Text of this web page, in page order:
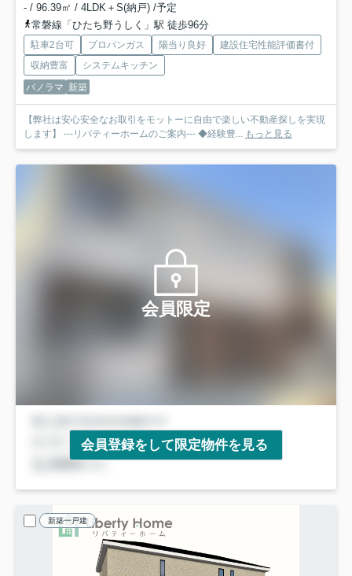
- / 96.39㎡ / 4LDK＋S(納戸) /予定
常磐線「ひたち野うしく」駅 徒歩96分
駐車2台可 プロパンガス 陽当り良好
建設住宅性能評価書付
収納豊富
システムキッチン
パノラマ 新築
【弊社は安心安全なお取引をモットーに自由で楽しい不動産探しを実現
します】 ---リバティーホームのご案内--- ◆経験豊... もっと見る
会員限定
会員登録をして限定物件を見る
新築一戸建